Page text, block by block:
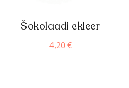
Šokolaadi ekleer
4,20€